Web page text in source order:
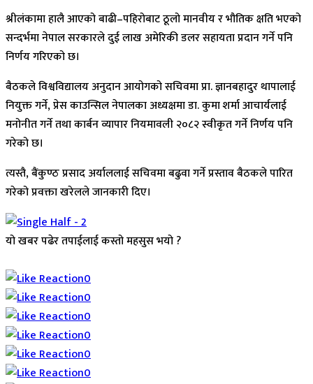
श्रीलंकामा हालै आएको बाढी–पहिरोबाट ठूलो मानवीय र भौतिक क्षति भएको
सन्दर्भमा नेपाल सरकारले दुई लाख अमेरिकी डलर सहायता प्रदान गर्ने पनि
निर्णय गरिएको छ।
बैठकले विश्वविद्यालय अनुदान आयोगको सचिवमा प्रा. ज्ञानबहादुर थापालाई
नियुक्त गर्ने, प्रेस काउन्सिल नेपालका अध्यक्षमा डा. कुमा शर्मा आचार्यलाई
मनोनीत गर्ने तथा कार्बन व्यापार नियमावली २०८२ स्वीकृत गर्ने निर्णय पनि
गरेको छ।
त्यस्तै, बैंकुण्ठ प्रसाद अर्याललाई सचिवमा बढुवा गर्ने प्रस्ताव बैठकले पारित
गरेको प्रवक्ता खरेलले जानकारी दिए।
यो खबर पढेर तपाईलाई कस्तो महसुस भयो ?
0
0
0
0
0
0